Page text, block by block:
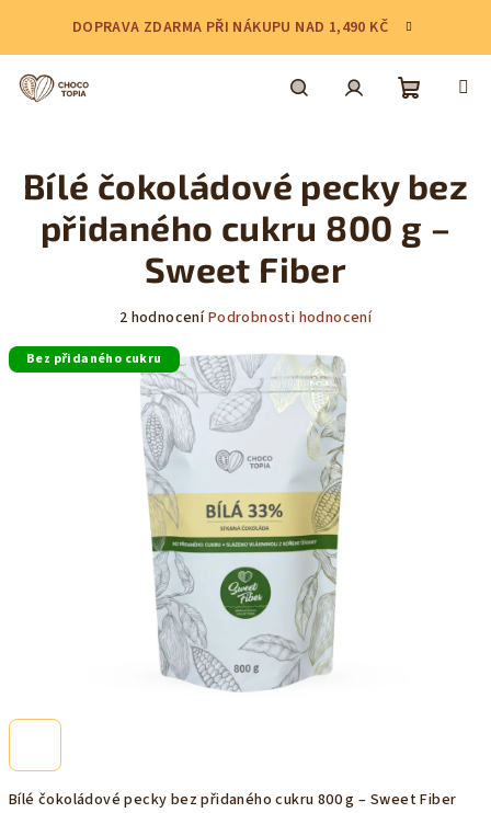
obsah
DOPRAVA ZDARMA PŘI NÁKUPU NAD 1,490 KČ
košík
Bílé čokoládové pecky bez přidaného cukru 800 g – Sweet Fiber
Bílé čokoládové pecky bez
přidaného cukru 800 g –
Sweet Fiber
Průměrné
produktu
hvězdiček.
2 hodnoceníPodrobnosti hodnocení
Bez přidaného cukru